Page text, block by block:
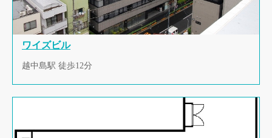
ワイズビル
越中島駅 徒歩12分